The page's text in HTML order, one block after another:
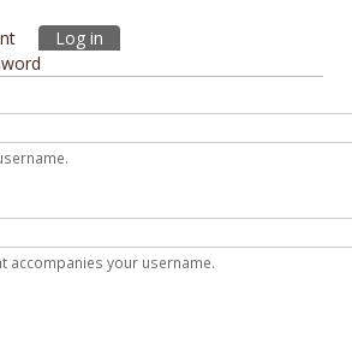
Log in
accompanies your username.